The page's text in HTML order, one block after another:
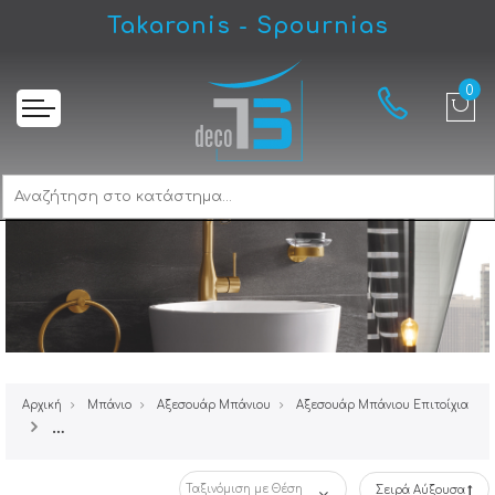
Takaronis - Spournias
Αρχική Μπάνιο Αξεσουάρ Μπάνιου Αξεσουάρ Μπάνιου Επιτοίχια
Αξεσουάρ Μπάνιου Geesa Nemox Gold
Σειρά Αύξουσα